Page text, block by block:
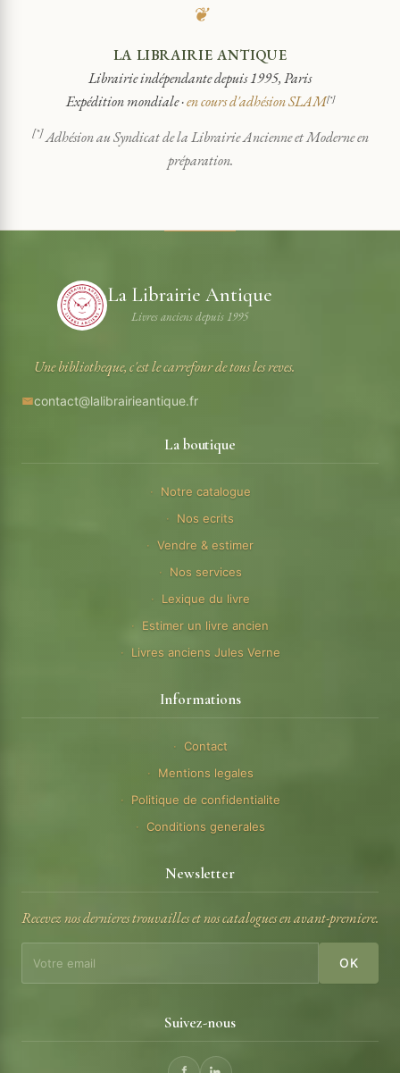
❦
LA LIBRAIRIE ANTIQUE
Librairie indépendante depuis 1995, Paris
Expédition mondiale ·en cours d'adhésion SLAM[*]
[*]Adhésion au Syndicat de la Librairie Ancienne et Moderne en
préparation.
La Librairie Antique
Livres anciens depuis 1995
Une bibliotheque, c'est le carrefour de tous les reves.
contact@lalibrairieantique.fr
La boutique
Notre catalogue
Nos ecrits
Vendre & estimer
Nos services
Lexique du livre
Estimer un livre ancien
Livres anciens Jules Verne
Informations
Contact
Mentions legales
Politique de confidentialite
Conditions generales
Newsletter
Recevez nos dernieres trouvailles et nos catalogues en avant-premiere.
OK
Suivez-nous